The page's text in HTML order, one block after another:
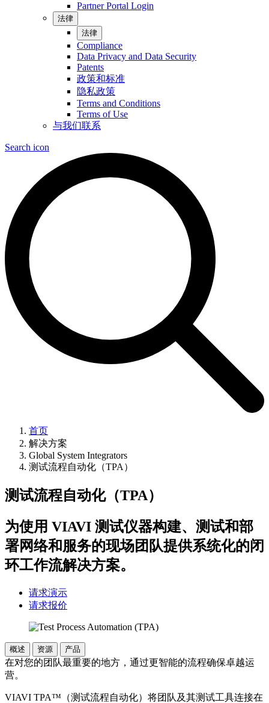
Partner Portal Login
法律
法律
Compliance
Data Privacy and Data Security
Patents
政策和标准
隐私政策
Terms and Conditions
Terms of Use
与我们联系
Search icon
首页
解决方案
Global System Integrators
测试流程自动化（TPA）
测试流程自动化（TPA）
为使用 VIAVI 测试仪器构建、测试和部
署网络和服务的现场团队提供系统化的闭
环工作流解决方案。
请求演示
请求报价
概述 资源 产品
在对您的团队最重要的地方，通过更智能的流程确保卓越运
营。
VIAVI TPA™（测试流程自动化）将团队及其测试工具连接在